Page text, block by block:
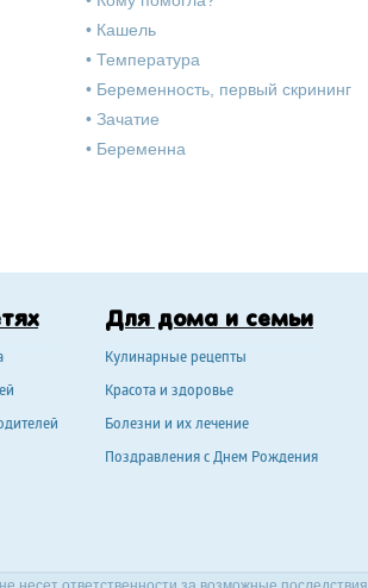
• Кашель
• Температура
• Беременность, первый скрининг
• Зачатие
• Беременна
Для дома и семьи
Кулинарные рецепты
Красота и здоровье
Болезни и их лечение
Поздравления с Днем Рождения